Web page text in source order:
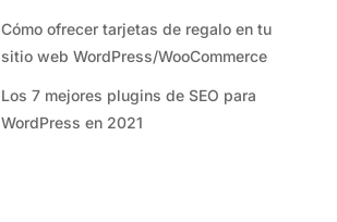
Cómo ofrecer tarjetas de regalo en tu
sitio web WordPress/WooCommerce
Los 7 mejores plugins de SEO para
WordPress en 2021